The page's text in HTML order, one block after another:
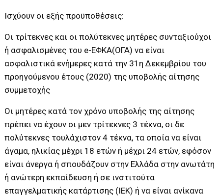
Ισχύουν οι εξής προϋποθέσεις:
Οι τρίτεκνες και οι πολύτεκνες μητέρες συνταξιούχοι
ή ασφαλισμένες του e-ΕΦΚΑ(ΟΓΑ) να είναι
ασφαλιστικά ενήμερες κατά την 31η Δεκεμβρίου του
προηγούμενου έτους (2020) της υποβολής αίτησης
συμμετοχής
Οι μητέρες κατά τον χρόνο υποβολής της αίτησης
πρέπει να έχουν οι μεν τρίτεκνες 3 τέκνα, οι δε
πολύτεκνες τουλάχιστον 4 τέκνα, τα οποία να είναι
άγαμα, ηλικίας μέχρι 18 ετών ή μέχρι 24 ετών, εφόσον
είναι άνεργα ή σπουδάζουν στην Ελλάδα στην ανωτάτη
ή ανώτερη εκπαίδευση ή σε ινστιτούτα
επαγγελματικής κατάρτισης (ΙΕΚ) ή να είναι ανίκανα